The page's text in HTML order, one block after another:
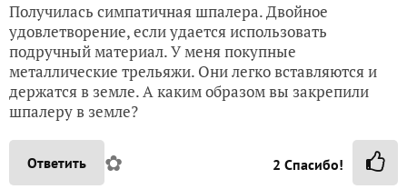
Получилась симпатичная шпалера. Двойное
удовлетворение, если удается использовать
подручный материал. У меня покупные
металлические трельяжи. Они легко вставляются и
держатся в земле. А каким образом вы закрепили
шпалеру в земле?
Ответить ✿ 2 Спасибо!